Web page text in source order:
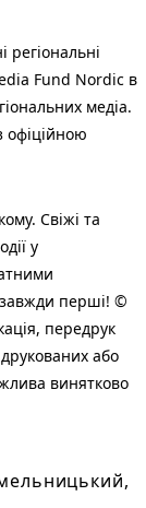
регіональні
Fund Nordic в
медіа.
офіційною
Свіжі та
у
перші! ©
передрук
або
винятково